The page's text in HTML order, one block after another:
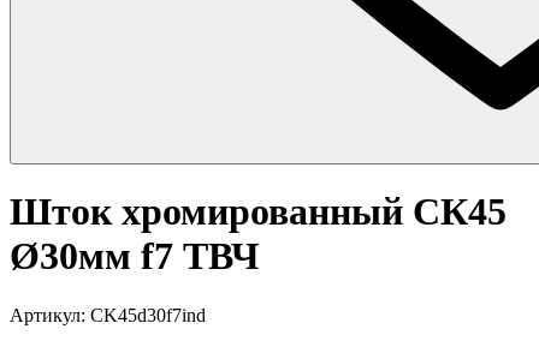
Шток хромированный СК45
Ø30мм f7 ТВЧ
Артикул: CK45d30f7ind